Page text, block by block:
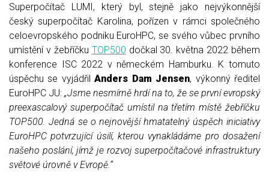
Superpočítač LUMI, který byl, stejně jako nejvýkonnější
český superpočítač Karolina, pořízen v rámci společného
celoevropského podniku EuroHPC, se svého vůbec prvního
umístění v žebříčku TOP500 dočkal 30. května 2022 během
konference ISC 2022 v německém Hamburku. K tomuto
úspěchu se vyjádřilAnders Dam Jensen, výkonný ředitel
EuroHPC JU: „Jsme nesmírně hrdí na to, že se první evropský
preexascalový superpočítač umístil na třetím místě žebříčku
TOP500. Jedná se o nejnovější hmatatelný úspěch iniciativy
EuroHPC potvrzující úsilí, kterou vynakládáme pro dosažení
našeho poslání, jímž je rozvoj superpočítačové infrastruktury
světové úrovně v Evropě.“